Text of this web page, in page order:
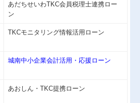
あだちせいわTKC会員税理士連携ロー
ン
TKCモニタリング情報活用ローン
城南中小企業会計活用・応援ローン
あおしん・TKC提携ローン